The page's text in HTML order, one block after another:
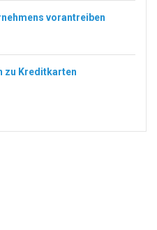
vorantreiben
zu Kreditkarten